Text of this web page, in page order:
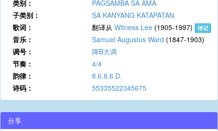
类别：
PAGSAMBA SA AMA
子类别：
SA KANYANG KATAPATAN
歌词：
翻译从 Witness Lee (1905-1997) 传记
音乐： Samuel Augustus Ward (1847-1903)
调号：
降B大调
节奏：
4/4
韵律：
8.6.8.6.D.
诗码：
55335522345675
分享